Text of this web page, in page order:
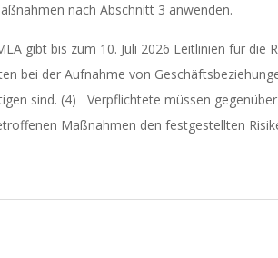
nach Abschnitt 3 anwenden.
gibt bis zum 10. Juli 2026 Leitlinien für die
bei der Aufnahme von
sind. (4) Verpflichtete müssen
Maßnahmen den festgestellten